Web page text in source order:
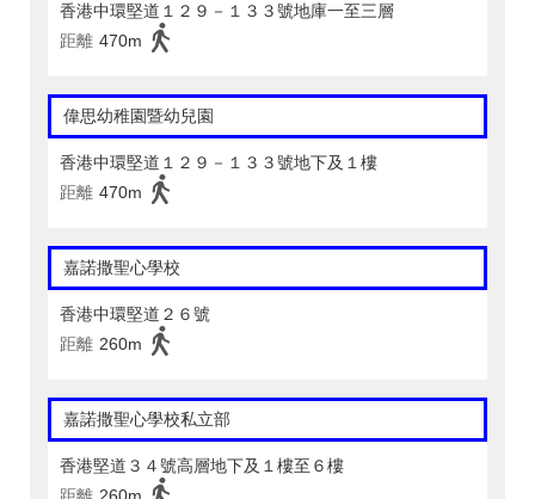
香港中環堅道１２９－１３３號地庫一至三層
距離 470m
偉思幼稚園暨幼兒園
香港中環堅道１２９－１３３號地下及１樓
距離 470m
嘉諾撒聖心學校
香港中環堅道２６號
距離 260m
嘉諾撒聖心學校私立部
香港堅道３４號高層地下及１樓至６樓